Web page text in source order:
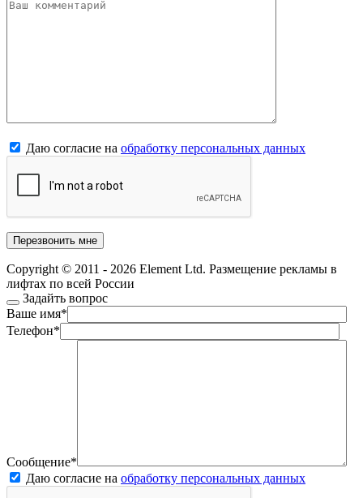
Даю согласие на обработку персональных данных
Copyright © 2011 - 2026 Element Ltd. Размещение рекламы в
лифтах по всей России
Задайть вопрос
Ваше имя*
Телефон*
Сообщение*
Даю согласие на обработку персональных данных